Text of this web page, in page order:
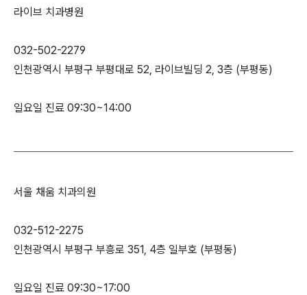
라이브 치과병원
032-502-2279
인천광역시 부평구 부평대로 52, 라이브빌딩 2, 3층 (부평동)
일요일 진료 09:30~14:00
서울 채움 치과의원
032-512-2275
인천광역시 부평구 부흥로 351, 4층 일부호 (부평동)
일요일 진료 09:30~17:00